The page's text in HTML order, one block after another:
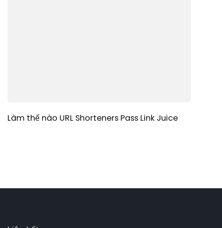
Làm thế nào URL Shorteners Pass Link Juice